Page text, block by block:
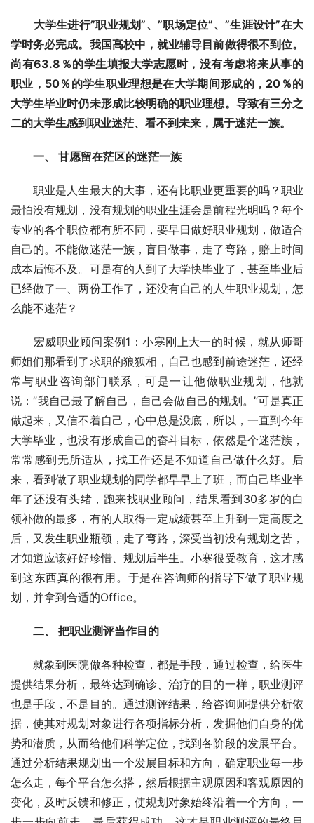
大学生进行”职业规划”、”职场定位”、”生涯设计”在大
学时务必完成。我国高校中，就业辅导目前做得很不到位。
尚有63.8％的学生填报大学志愿时，没有考虑将来从事的
职业，50％的学生职业理想是在大学期间形成的，20％的
大学生毕业时仍未形成比较明确的职业理想。导致有三分之
二的大学生感到职业迷茫、看不到未来，属于迷茫一族。
一、 甘愿留在茫区的迷茫一族
职业是人生最大的大事，还有比职业更重要的吗？职业
最怕没有规划，没有规划的职业生涯会是前程光明吗？每个
专业的各个职位都有所不同，要早日做好职业规划，做适合
自己的。不能做迷茫一族，盲目做事，走了弯路，赔上时间
成本后悔不及。可是有的人到了大学快毕业了，甚至毕业后
已经做了一、两份工作了，还没有自己的人生职业规划，怎
么能不迷茫？
宏威职业顾问案例1：小寒刚上大一的时候，就从师哥
师姐们那看到了求职的狼狈相，自己也感到前途迷茫，还经
常与职业咨询部门联系，可是一让他做职业规划，他就
说：”我自己最了解自己，自己会做自己的规划。”可是真正
做起来，又信不着自己，心中总是没底，所以，一直到今年
大学毕业，也没有形成自己的奋斗目标，依然是个迷茫族，
常常感到无所适从，找工作还是不知道自己做什么好。后
来，看到做了职业规划的同学都早早上了班，而自己毕业半
年了还没有头绪，跑来找职业顾问，结果看到30多岁的白
领补做的最多，有的人取得一定成绩甚至上升到一定高度之
后，又发生职业瓶颈，走了弯路，深受当初没有规划之苦，
才知道应该好好珍惜、规划后半生。小寒很受教育，这才感
到这东西真的很有用。于是在咨询师的指导下做了职业规
划，并拿到合适的Office。
二、 把职业测评当作目的
就象到医院做各种检查，都是手段，通过检查，给医生
提供结果分析，最终达到确诊、治疗的目的一样，职业测评
也是手段，不是目的。通过测评结果，给咨询师提供分析依
据，使其对规划对象进行各项指标分析，发掘他们自身的优
势和潜质，从而给他们科学定位，找到各阶段的发展平台。
通过分析结果规划出一个发展目标和方向，确定职业每一步
怎么走，每个平台怎么搭，然后根据主观原因和客观原因的
变化，及时反馈和修正，使规划对象始终沿着一个方向，一